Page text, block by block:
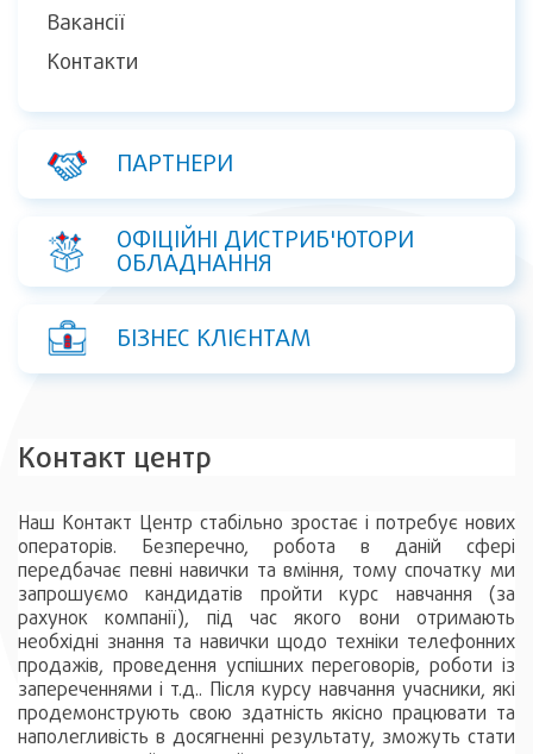
Вакансії
Контакти
ПАРТНЕРИ
ОФІЦІЙНІ ДИСТРИБ'ЮТОРИ
ОБЛАДНАННЯ
БІЗНЕС КЛІЄНТАМ
Контакт центр
Наш Контакт Центр стабільно зростає і потребує нових
операторів. Безперечно, робота в даній сфері
передбачає певні навички та вміння, тому спочатку ми
запрошуємо кандидатів пройти курс навчання (за
рахунок компанії), під час якого вони отримають
необхідні знання та навички щодо техніки телефонних
продажів, проведення успішних переговорів, роботи із
запереченнями і т.д.. Після курсу навчання учасники, які
продемонструють свою здатність якісно працювати та
наполегливість в досягненні результату, зможуть стати